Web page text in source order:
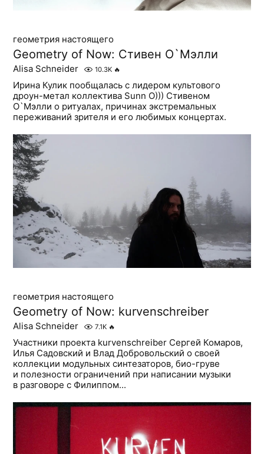
геометрия настоящего
Geometry of Now: Стивен О`Мэлли
Alisa Schneider 10.3K 🔥
Ирина Кулик пообщалась с лидером культового
дроун-метал коллектива Sunn O))) Стивеном
О`Мэлли о ритуалах, причинах экстремальных
переживаний зрителя и его любимых концертах.
геометрия настоящего
Geometry of Now: kurvenschreiber
Alisa Schneider 7.1K 🔥
Участники проекта kurvenschreiber Сергей Комаров,
Илья Садовский и Влад Добровольский о своей
коллекции модульных синтезаторов, био-груве
и полезности ограничений при написании музыки
в разговоре с Филиппом...